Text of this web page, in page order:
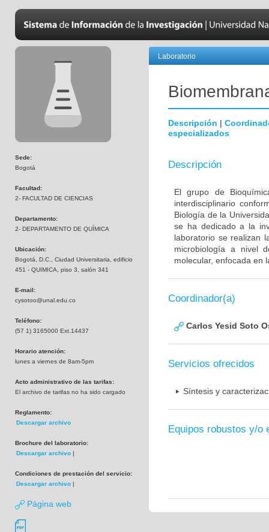
Sede:
Bogotá
Facultad:
2- FACULTAD DE CIENCIAS
Departamento:
2- DEPARTAMENTO DE QUÍMICA
Ubicación:
Bogotá, D.C., Ciudad Universitaria, edificio
451 - QUIMICA, piso 3, salón 341
E-mail:
cysotoo@unal.edu.co
Teléfono:
(57 1) 3165000 Ext.14437
Horario atención:
lunes a viernes de 8am-5pm
Acto administrativo de las tarifas:
El archivo de tarifas no ha sido cargado
Reglamento:
Descargar archivo
Brochure del laboratorio:
Descargar archivo |
Condiciones de prestación del servicio:
Descargar archivo |
Página web
Laboratorio
Descripción |
especializados
Descripción
El grupo de
interdisciplinario
Biología de la
se ha dedicado a la
laboratorio se realizan
microbiología a nivel
molecular, enfocada en
Coordinador(a)
Carlos Yesid Soto
Servicios ofrecidos
Síntesis y
Equipos robustos y/o